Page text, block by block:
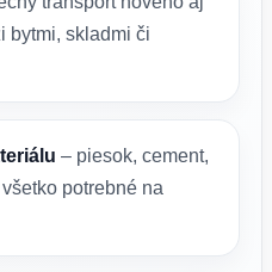
bytmi, skladmi či
– piesok, cement,
potrebné na